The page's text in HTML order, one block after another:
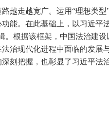
越走越宽广。运用“理想类
能。在此基础上，以习近平
根据该框架，中国法治建
治现代化进程中面临的发
刻把握，也彰显了习近平法